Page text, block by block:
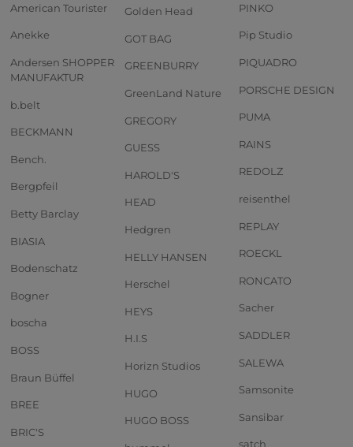
American Tourister
Anekke
Andersen SHOPPER
MANUFAKTUR
b.belt
BECKMANN
Bench.
Bergpfeil
Betty Barclay
BIASIA
Bodenschatz
Bogner
boscha
BOSS
Braun Büffel
BREE
BRIC'S
Golden Head
GOT BAG
GREENBURRY
GreenLand Nature
GREGORY
GUESS
HAROLD'S
HEAD
Hedgren
HELLY HANSEN
Herschel
HEYS
H.I.S
Horizn Studios
HUGO
HUGO BOSS
PINKO
Pip Studio
PIQUADRO
PORSCHE DESIGN
PUMA
RAINS
REDOLZ
reisenthel
REPLAY
ROECKL
RONCATO
Sacher
SADDLER
SALEWA
Samsonite
Sansibar
satch